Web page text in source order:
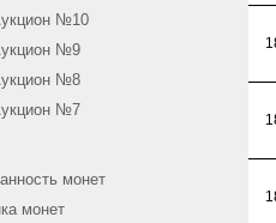
№10
№9
№8
№7
монет
монет